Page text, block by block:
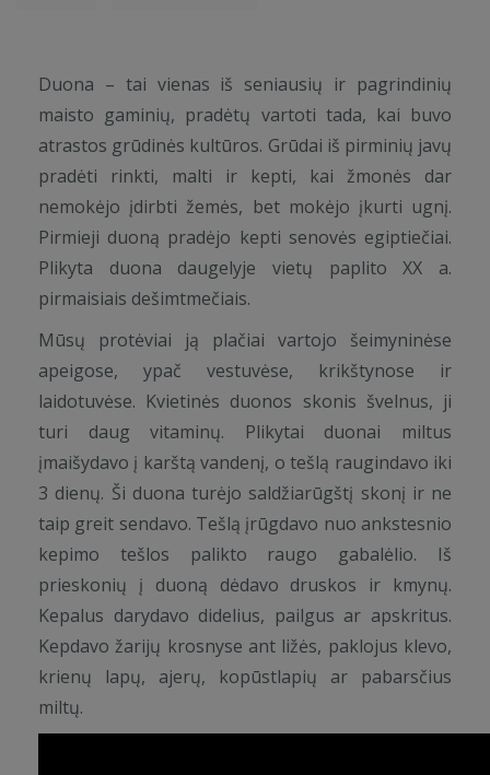
Duona – tai vienas iš seniausių ir pagrindinių
maisto gaminių, pradėtų vartoti tada, kai buvo
atrastos grūdinės kultūros. Grūdai iš pirminių javų
pradėti rinkti, malti ir kepti, kai žmonės dar
nemokėjo įdirbti žemės, bet mokėjo įkurti ugnį.
Pirmieji duoną pradėjo kepti senovės egiptiečiai.
Plikyta duona daugelyje vietų paplito XX a.
pirmaisiais dešimtmečiais.
Mūsų protėviai ją plačiai vartojo šeimyninėse
apeigose, ypač vestuvėse, krikštynose ir
laidotuvėse. Kvietinės duonos skonis švelnus, ji
turi daug vitaminų. Plikytai duonai miltus
įmaišydavo į karštą vandenį, o tešlą raugindavo iki
3 dienų. Ši duona turėjo saldžiarūgštį skonį ir ne
taip greit sendavo. Tešlą įrūgdavo nuo ankstesnio
kepimo tešlos palikto raugo gabalėlio. Iš
prieskonių į duoną dėdavo druskos ir kmynų.
Kepalus darydavo didelius, pailgus ar apskritus.
Kepdavo žarijų krosnyse ant ližės, paklojus klevo,
krienų lapų, ajerų, kopūstlapių ar pabarsčius
miltų.